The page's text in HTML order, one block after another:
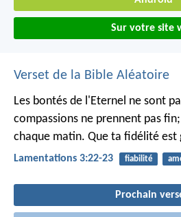
Sur votre site
Verset de la Bible Aléatoire
Les bontés de l'Eternel ne sont
compassions ne prennent pas fin;
chaque matin. Que ta fidélité est
Lamentations 3:22-23 fiabilité
Prochain